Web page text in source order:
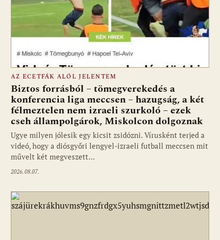
AZ ECETFÁK ALÓL JELENTEM
Biztos forrásból – tömegverekedés a
konferencia liga meccsen – hazugság, a két
félmeztelen nem izraeli szurkoló – ezek
cseh állampolgárok, Miskolcon dolgoznak
Ugye milyen jólesik egy kicsit zsidózni. Vírusként terjed a
videó, hogy a diósgyőri lengyel-izraeli futball meccsen mit
művelt két megveszett…
2026.08.07.